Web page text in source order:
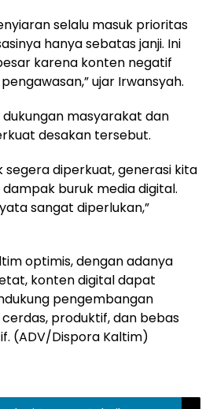
selalu masuk prioritas
hanya sebatas janji. Ini
karena konten negatif
ujar Irwansyah.
masyarakat dan
desakan tersebut.
segera diperkuat, generasi kita
buruk media digital.
sangat diperlukan,”
optimis, dengan adanya
konten digital dapat
pengembangan
produktif, dan bebas
(ADV/Dispora Kaltim)